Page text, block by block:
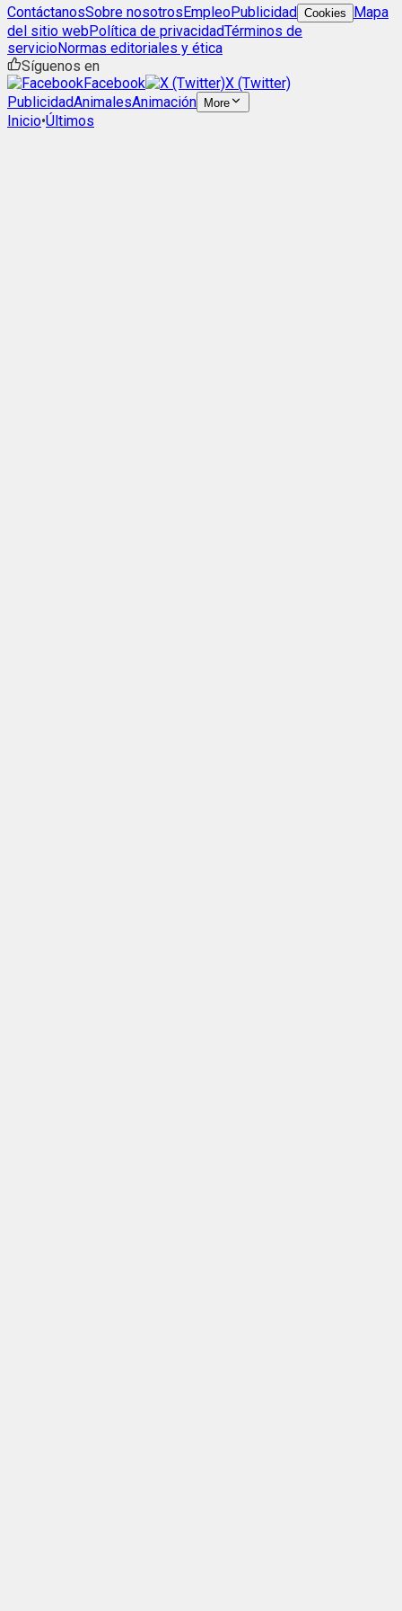
ContáctanosSobre nosotrosEmpleoPublicidad Cookies
Mapa
del sitio webPolítica de privacidadTérminos de
servicioNormas editoriales y ética
Síguenos en
Facebook
X (Twitter)
PublicidadAnimalesAnimación More
Inicio•Últimos